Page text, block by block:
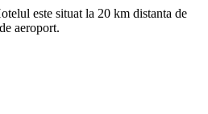
este situat la 20 km distanta de
aeroport.